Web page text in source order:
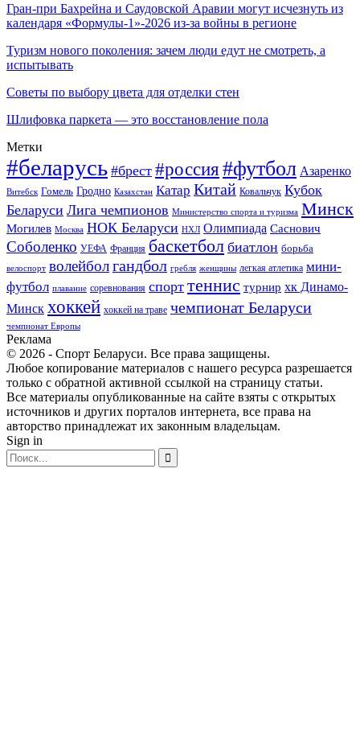
Гран-при Бахрейна и Саудовской Аравии могут исчезнуть из
календаря «Формулы-1»-2026 из-за войны в регионе
Туризм нового поколения: зачем люди едут не смотреть, а
испытывать
Советы по выбору цвета для отделки стен
Шлифовка паркета — это восстановление пола
Метки
#беларусь #брест #россия#футбол Азаренко
Витебск Гомель Гродно Казахстан Катар Китай Ковальчук Кубок
Беларуси Лига чемпионов Министерство спорта и туризма Минск
Могилев Москва НОК Беларуси НХЛ Олимпиада Саснович
Соболенко УЕФА Франция баскетбол биатлон борьба
велоспорт волейболгандбол гребля женщины легкая атлетика мини-
футбол плавание соревнования спорт теннис турнир хк Динамо-
Минск хоккей хоккей на траве чемпионат Беларуси
чемпионат Европы
Реклама
© 2026 - Спорт Беларуси. Все права защищены.
Любое копирование материалов с нашего ресурса разрешается
только с обратной активной ссылкой на страницу статьи.
Все материалы опубликованные на сайте взяты с открытых
источников и других порталов интернета, все права на
авторство принадлежат их законным владельцам.
Sign in